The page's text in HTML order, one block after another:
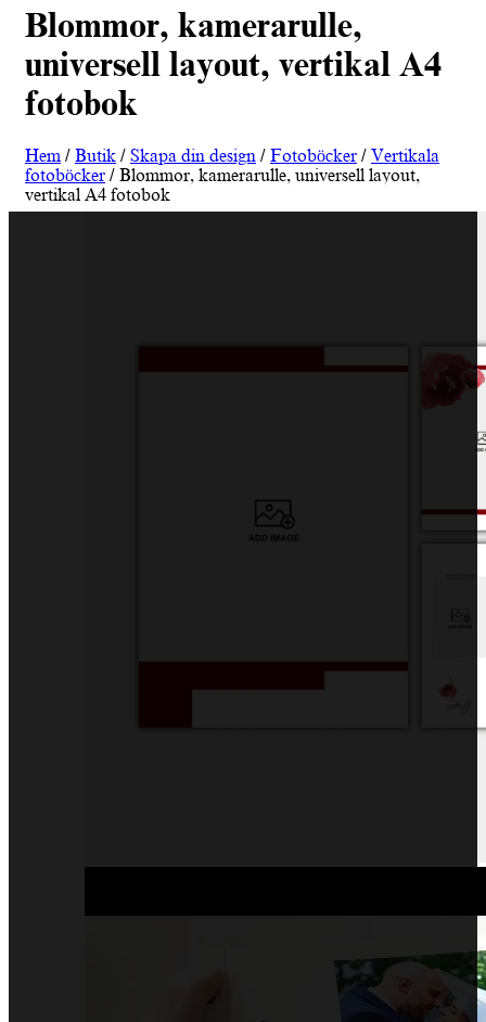
Blommor, kamerarulle,
universell layout, vertikal A4
fotobok
Hem / Butik / Skapa din design / Fotoböcker / Vertikala
fotoböcker / Blommor, kamerarulle, universell layout,
vertikal A4 fotobok